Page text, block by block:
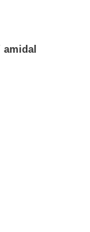
amidal